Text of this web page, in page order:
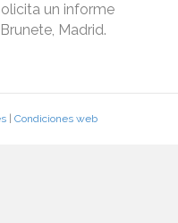
un informe
Madrid.
| Condiciones web